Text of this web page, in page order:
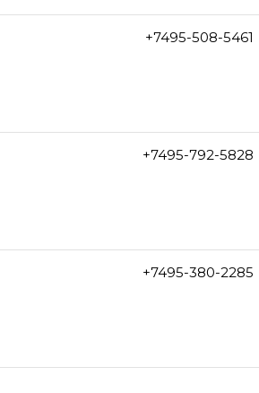
+7495-508-5461
+7495-792-5828
+7495-380-2285